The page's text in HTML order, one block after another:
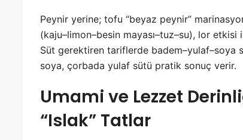
Peynir yerine; tofu “beyaz peynir”
(kaju–limon–besin mayası–tuz–su), lor
Süt gerektiren tariflerde badem–yulaf–soya
soya, çorbada yulaf sütü pratik sonuç verir.
Umami ve Lezzet
“Islak” Tatlar